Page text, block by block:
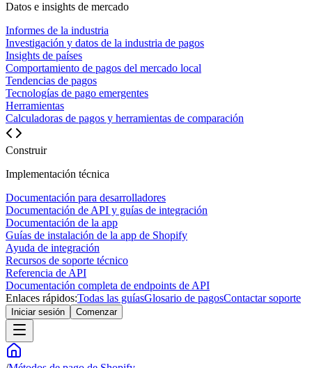
Datos e insights de mercado
Informes de la industria
Investigación y datos de la industria de pagos
Insights de países
Comportamiento de pagos del mercado local
Tendencias de pagos
Tecnologías de pago emergentes
Herramientas
Calculadoras de pagos y herramientas de comparación
Construir
Implementación técnica
Documentación para desarrolladores
Documentación de API y guías de integración
Documentación de la app
Guías de instalación de la app de Shopify
Ayuda de integración
Recursos de soporte técnico
Referencia de API
Documentación completa de endpoints de API
Enlaces rápidos:Todas las guíasGlosario de pagosContactar soporte
Iniciar sesión Comenzar